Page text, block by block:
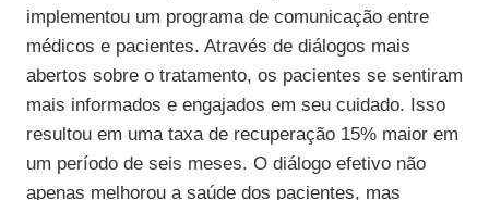
implementou um programa de comunicação entre
médicos e pacientes. Através de diálogos mais
abertos sobre o tratamento, os pacientes se sentiram
mais informados e engajados em seu cuidado. Isso
resultou em uma taxa de recuperação 15% maior em
um período de seis meses. O diálogo efetivo não
apenas melhorou a saúde dos pacientes, mas